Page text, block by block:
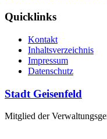
Quicklinks
Kontakt
Inhaltsverzeichnis
Impressum
Datenschutz
Stadt Geisenfeld
Mitglied der